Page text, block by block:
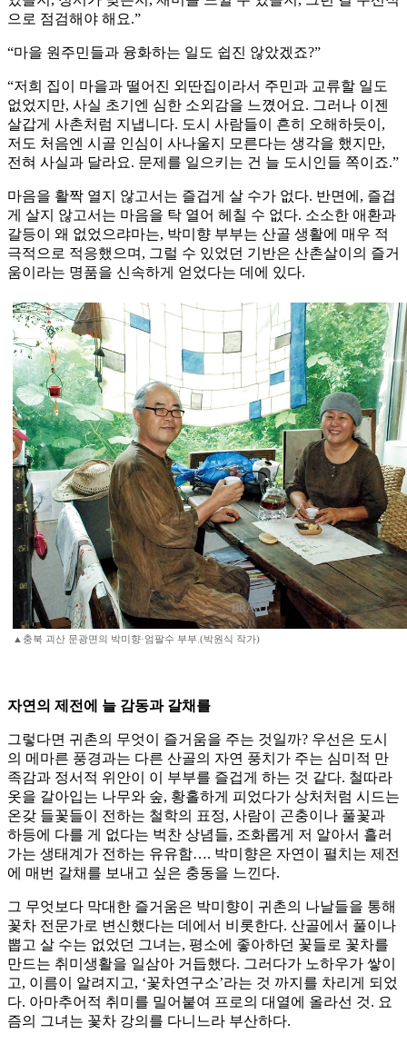
으로 점검해야 해요.”
“마을 원주민들과 융화하는 일도 쉽진 않았겠죠?”
“저희 집이 마을과 떨어진 외딴집이라서 주민과 교류할 일도
없었지만, 사실 초기엔 심한 소외감을 느꼈어요. 그러나 이젠
살갑게 사촌처럼 지냅니다. 도시 사람들이 흔히 오해하듯이,
저도 처음엔 시골 인심이 사나울지 모른다는 생각을 했지만,
전혀 사실과 달라요. 문제를 일으키는 건 늘 도시인들 쪽이죠.”
마음을 활짝 열지 않고서는 즐겁게 살 수가 없다. 반면에, 즐겁
게 살지 않고서는 마음을 탁 열어 헤칠 수 없다. 소소한 애환과
갈등이 왜 없었으랴마는, 박미향 부부는 산골 생활에 매우 적
극적으로 적응했으며, 그럴 수 있었던 기반은 산촌살이의 즐거
움이라는 명품을 신속하게 얻었다는 데에 있다.
▲충북 괴산 문광면의 박미향·엄팔수 부부.(박원식 작가)
자연의 제전에 늘 감동과 갈채를
그렇다면 귀촌의 무엇이 즐거움을 주는 것일까? 우선은 도시
의 메마른 풍경과는 다른 산골의 자연 풍치가 주는 심미적 만
족감과 정서적 위안이 이 부부를 즐겁게 하는 것 같다. 철따라
옷을 갈아입는 나무와 숲, 황홀하게 피었다가 상처처럼 시드는
온갖 들꽃들이 전하는 철학의 표정, 사람이 곤충이나 풀꽃과
하등에 다를 게 없다는 벅찬 상념들, 조화롭게 저 알아서 흘러
가는 생태계가 전하는 유유함…. 박미향은 자연이 펼치는 제전
에 매번 갈채를 보내고 싶은 충동을 느낀다.
그 무엇보다 막대한 즐거움은 박미향이 귀촌의 나날들을 통해
꽃차 전문가로 변신했다는 데에서 비롯한다. 산골에서 풀이나
뽑고 살 수는 없었던 그녀는, 평소에 좋아하던 꽃들로 꽃차를
만드는 취미생활을 일삼아 거듭했다. 그러다가 노하우가 쌓이
고, 이름이 알려지고, ‘꽃차연구소’라는 것 까지를 차리게 되었
다. 아마추어적 취미를 밀어붙여 프로의 대열에 올라선 것. 요
즘의 그녀는 꽃차 강의를 다니느라 부산하다.